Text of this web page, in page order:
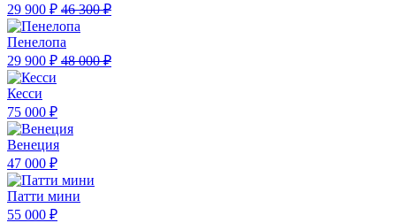
29 900 ₽ 46 300 ₽
Пенелопа
29 900 ₽ 48 000 ₽
Кесси
75 000 ₽
Венеция
47 000 ₽
Патти мини
55 000 ₽